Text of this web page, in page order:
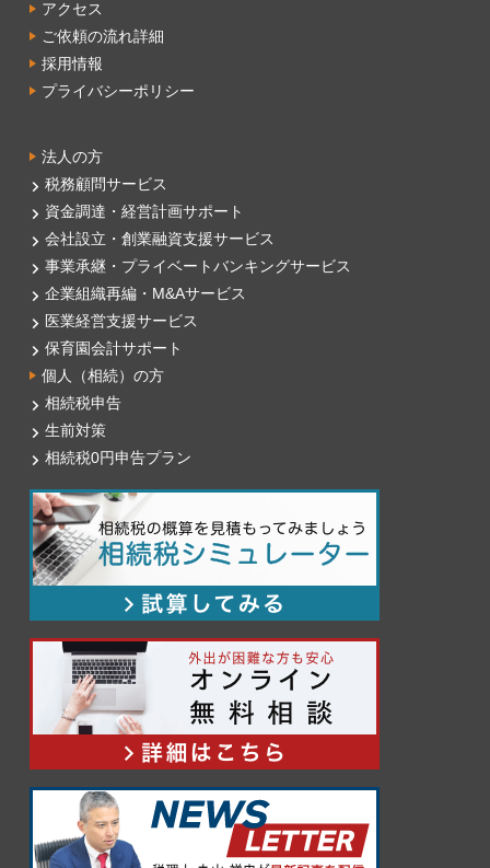
アクセス
ご依頼の流れ詳細
採用情報
プライバシーポリシー
法人の方
税務顧問サービス
資金調達・経営計画サポート
会社設立・創業融資支援サービス
事業承継・プライベートバンキングサービス
企業組織再編・M&Aサービス
医業経営支援サービス
保育園会計サポート
個人（相続）の方
相続税申告
生前対策
相続税0円申告プラン